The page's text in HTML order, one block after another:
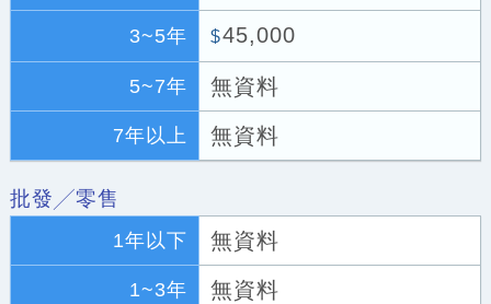
3~5年 $45,000
5~7年 無資料
7年以上 無資料
批發╱零售
1年以下 無資料
1~3年 無資料